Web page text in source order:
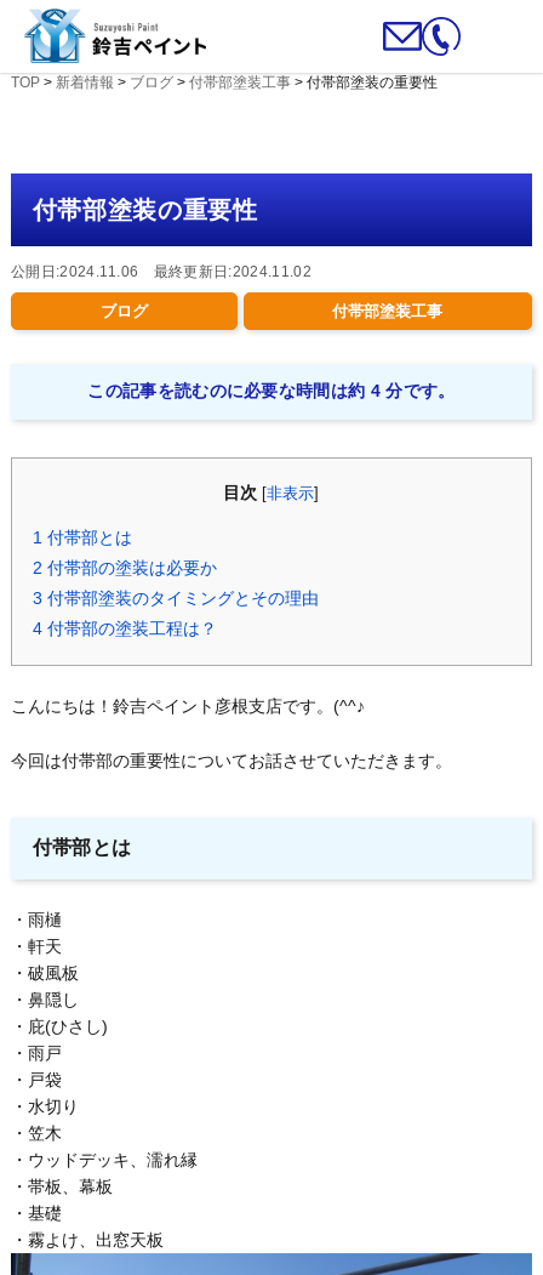
TOP> 新着情報 > ブログ> 付帯部塗装工事> 付帯部塗装の重要性
付帯部塗装の重要性
公開日:2024.11.06 最終更新日:2024.11.02
ブログ 付帯部塗装工事
この記事を読むのに必要な時間は約 4 分です。
目次 [非表示
1 付帯部とは
2 付帯部の塗装は必要か
3 付帯部塗装のタイミングとその理由
4付帯部の塗装工程は？
こんにちは！鈴吉ペイント彦根支店です。(^^♪
今回は付帯部の重要性についてお話させていただきます。
付帯部とは
・雨樋
・軒天
・破風板
・鼻隠し
・庇(ひさし)
・雨戸
・戸袋
・水切り
・笠木
・ウッドデッキ、濡れ縁
・帯板、幕板
・基礎
・霧よけ、出窓天板